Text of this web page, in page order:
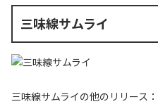
三味線サムライ
三味線サムライの他のリリース：